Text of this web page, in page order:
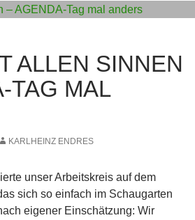
ALLEN SINNEN
TAG MAL
KARLHEINZ ENDRES
unser Arbeitskreis auf dem
sich so einfach im Schaugarten
eigener Einschätzung: Wir